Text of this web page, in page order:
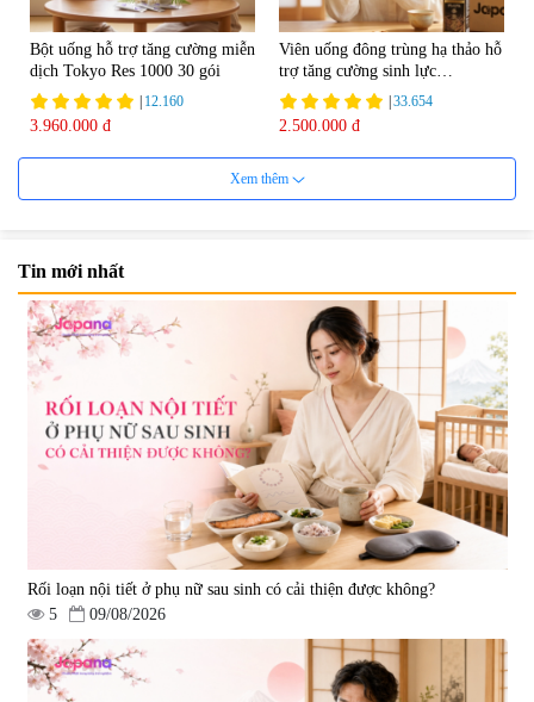
Bột uống hỗ trợ tăng cường miễn
dịch Tokyo Res 1000 30 gói
12.160
3.960.000 đ
Viên uống đông trùng hạ thảo hỗ
trợ tăng cường sinh lực
Tohchukasou Premium Yo
Group 180 viên - Date 08/2027
33.654
2.500.000 đ
Mặt Nạ Nichiei Bussan Nano
NMN+ 3D Face Mask Luxury (8
miếng)
0
1.890.000 đ
Viên uống bổ não Ribeto Shoji
Ichoha Ekisu Plus - 90 viên
|57.920
1.450.000 đ
Viên uống hỗ trợ tăng cường
Viên uống chống lão hóa, tăng
Xem thêm
Tin mới nhất
Rối loạn nội tiết ở phụ nữ sau sinh có cải thiện được không?
5
09/08/2026